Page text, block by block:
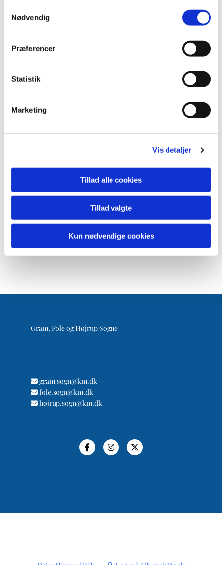
Nødvendig
Præferencer
Statistik
Marketing
Vis detaljer
Tillad alle cookies
Tillad valgte
Kun nødvendige cookies
Gram, Fole og Højrup Sogne
 gram.sogn@km.dk
 fole.sogn@km.dk
 højrup.sogn@km.dk